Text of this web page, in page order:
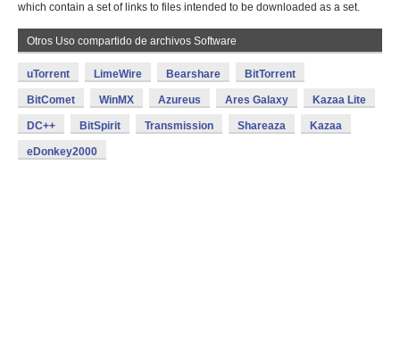
which contain a set of links to files intended to be downloaded as a set.
Otros Uso compartido de archivos Software
uTorrent LimeWire Bearshare BitTorrent
BitComet WinMX Azureus Ares Galaxy Kazaa Lite
DC++ BitSpirit Transmission Shareaza Kazaa
eDonkey2000